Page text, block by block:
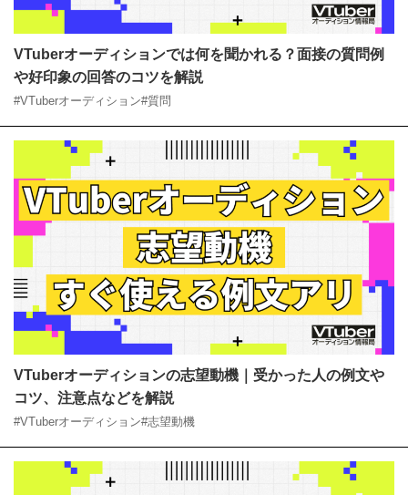
VTuberオーディションでは何を聞かれる？面接の質問
例や好印象の回答のコツを解説
VTuberオーディションの志望動機｜受かった人の例文
やコツ、注意点などを解説
#VTuberオーディション #志望動機